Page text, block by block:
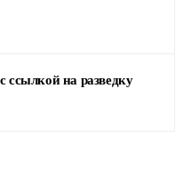
на разведку